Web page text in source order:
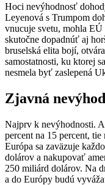
Hoci nevýhodnosť
Leyenová s Trumpom
vnucuje svetu, mohla
skutočne dopadnúť aj
bruselská elita bojí,
samostatnosti, ku ktorej
nesmela byť zaslepená
Zjavná
Najprv k nevýhodnosti.
percent na 15 percent,
Európa sa zaväzuje
dolárov a nakupovať
250 miliárd dolárov. Na
a do Európy budú